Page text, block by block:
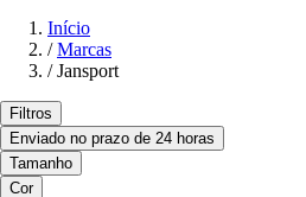
Início
/ Marcas
/ Jansport
Filtros
Enviado no prazo de 24 horas
Tamanho
Cor